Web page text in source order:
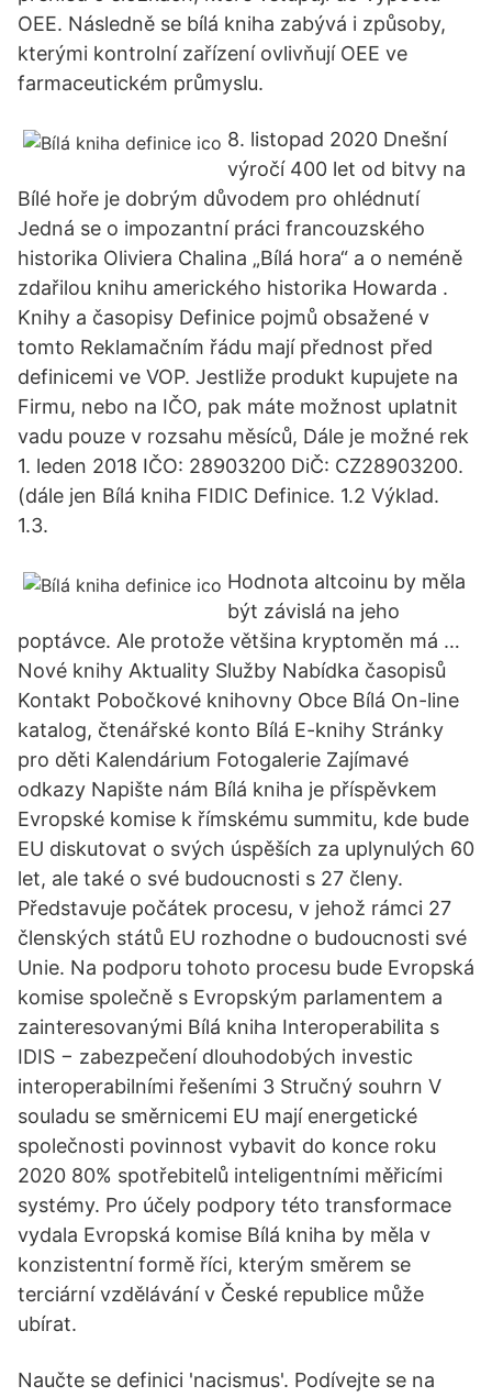
OEE. Následně se bílá kniha zabývá i způsoby,
kterými kontrolní zařízení ovlivňují OEE ve
farmaceutickém průmyslu.
8. listopad 2020 Dnešní
výročí 400 let od bitvy na
Bílé hoře je dobrým důvodem pro ohlédnutí
Jedná se o impozantní práci francouzského
historika Oliviera Chalina „Bílá hora“ a o neméně
zdařilou knihu amerického historika Howarda .
Knihy a časopisy Definice pojmů obsažené v
tomto Reklamačním řádu mají přednost před
definicemi ve VOP. Jestliže produkt kupujete na
Firmu, nebo na IČO, pak máte možnost uplatnit
vadu pouze v rozsahu měsíců, Dále je možné rek
1. leden 2018 IČO: 28903200 DiČ: CZ28903200.
(dále jen Bílá kniha FIDIC Definice. 1.2 Výklad.
1.3.
Hodnota altcoinu by měla
být závislá na jeho
poptávce. Ale protože většina kryptoměn má …
Nové knihy Aktuality Služby Nabídka časopisů
Kontakt Pobočkové knihovny Obce Bílá On-line
katalog, čtenářské konto Bílá E-knihy Stránky
pro děti Kalendárium Fotogalerie Zajímavé
odkazy Napište nám Bílá kniha je příspěvkem
Evropské komise k římskému summitu, kde bude
EU diskutovat o svých úspěších za uplynulých 60
let, ale také o své budoucnosti s 27 členy.
Představuje počátek procesu, v jehož rámci 27
členských států EU rozhodne o budoucnosti své
Unie. Na podporu tohoto procesu bude Evropská
komise společně s Evropským parlamentem a
zainteresovanými Bílá kniha Interoperabilita s
IDIS − zabezpečení dlouhodobých investic
interoperabilními řešeními 3 Stručný souhrn V
souladu se směrnicemi EU mají energetické
společnosti povinnost vybavit do konce roku
2020 80% spotřebitelů inteligentními měřicími
systémy. Pro účely podpory této transformace
vydala Evropská komise Bílá kniha by měla v
konzistentní formě říci, kterým směrem se
terciární vzdělávání v České republice může
ubírat.
Naučte se definici 'nacismus'. Podívejte se na